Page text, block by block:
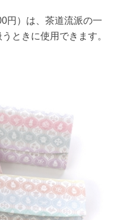
円）は、茶道流派の一
ときに使用できます。